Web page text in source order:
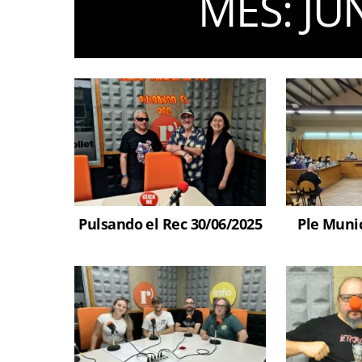
Pulsando el Rec 30/06/2025 Ple